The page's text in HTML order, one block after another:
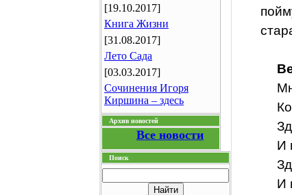
[19.10.2017]
Книга Жизни
[31.08.2017]
Лето Сада
[03.03.2017]
Сочинения Игоря
Киршина – здесь
Архив новостей
Все новости
Поиск
И
И